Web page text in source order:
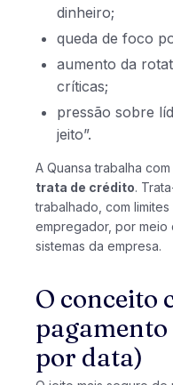
dinheiro;
queda de foco
aumento da
críticas;
pressão sobre
jeito”.
A Quansa trabalha
trata de crédito.
trabalhado, com
empregador, por meio
sistemas da empresa.
O conceito
por data)